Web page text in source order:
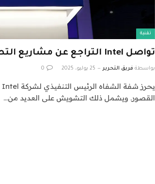
تقنية
تواصل Intel التراجع عن مشاريع التصنيع الخاصة بها
بواسطة فريق التحرير 25 يوليو، 2025 0
القصور. ويشمل ذلك التشويش على العديد من…